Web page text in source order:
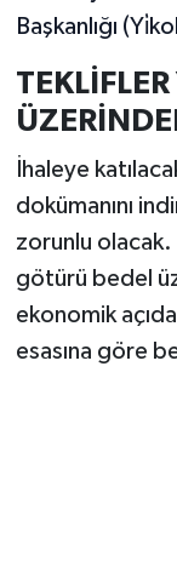
İhaleye
dokümanını
zorunlu
götürü bedel
ekonomik
esasına göre